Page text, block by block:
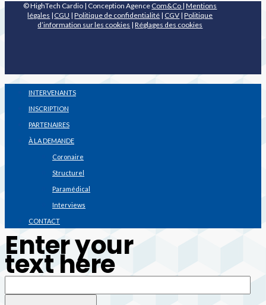
© HighTech Cardio | Conception Agence Com&Co |Mentions
légales | CGU |Politique de confidentialité | CGV |Politique
d’information sur les cookies |Réglages des cookies
INTERVENANTS
INSCRIPTION
PARTENAIRES
À LA DEMANDE
Coronaire
Structurel
Paramédical
Interviews
CONTACT
Enter your
text here